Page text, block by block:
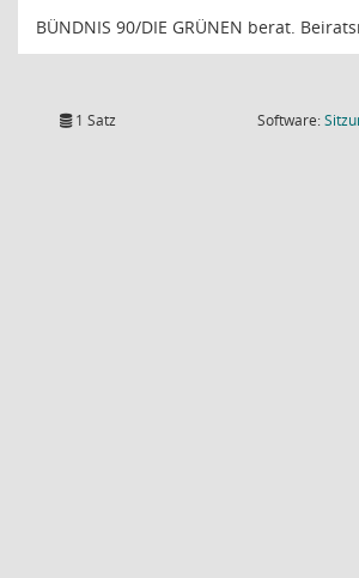
BÜNDNIS 90/DIE GRÜNEN berat.
1 Satz Software: